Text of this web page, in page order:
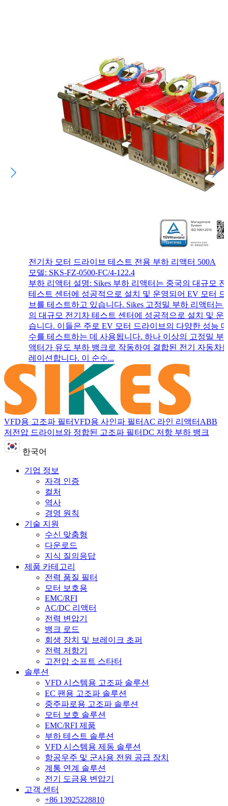
전기차 모터 드라이브 테스트 전용 부하 리액터 500A
모델: SKS-FZ-0500-FC/4-122.4
부하 리액터 설명: Sikes 부하 리액터는 중국의 대규모
테스트 센터에 성공적으로 설치 및 운영되어 EV 모터
브를 테스트하고 있습니다. Sikes 고정밀 부하 리액터는
의 대규모 전기차 테스트 센터에 성공적으로 설치 및 운
습니다. 이들은 주로 EV 모터 드라이브의 다양한 성능
수를 테스트하는 데 사용됩니다. 하나 이상의 고정밀 부
액터가 유도 부하 뱅크로 작동하여 결합된 전기 자동차
레이션합니다. 이 순수...
VFD용 고조파 필터VFD용 사인파 필터 AC 라인 리액터 ABB
저전압 드라이브와 정합된 고조파 필터DC 저항 부하 뱅크
한국어
기업 정보
자격 인증
컬처
역사
경영 원칙
기술 지원
수신 맞춤형
다운로드
지식 질의응답
제품 카테고리
전력 품질 필터
모터 보호용
EMC/RFI
AC/DC 리액터
전력 변압기
뱅크 로드
회생 장치 및 브레이크 초퍼
전력 저항기
고전압 소프트 스타터
솔루션
VFD 시스템용 고조파 솔루션
EC 팬용 고조파 솔루션
중주파로용 고조파 솔루션
모터 보호 솔루션
EMC/RFI 제품
부하 테스트 솔루션
VFD 시스템용 제동 솔루션
항공우주 및 군사용 전원 공급 장치
계통 연계 솔루션
전기 도금용 변압기
고객 센터
+86 13925228810